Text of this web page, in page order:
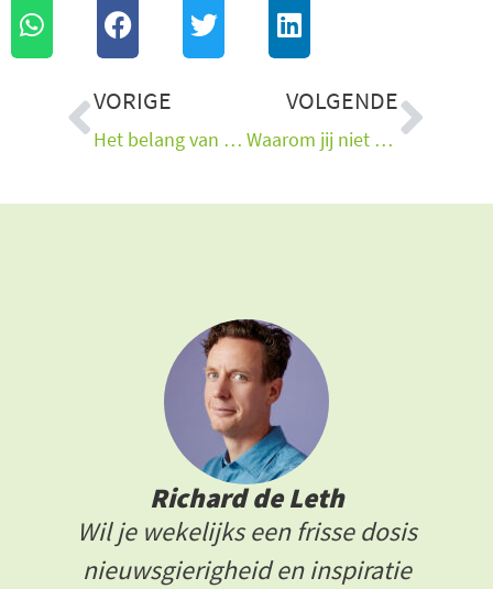
Vorige
VORIGE
Het belang van vitamine D-suppletie in de wintermaanden
VOLGENDE
Waarom jij niet de beste zorg krijgt: pleidooi voor één geneeskunde (deel 2)
Richard de Leth
Wil je wekelijks een frisse dosis
nieuwsgierigheid en inspiratie